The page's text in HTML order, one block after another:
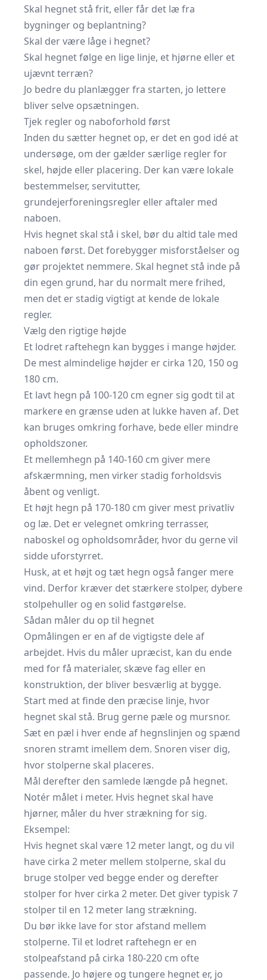
Skal hegnet stå frit, eller får det læ fra
bygninger og beplantning?
Skal der være låge i hegnet?
Skal hegnet følge en lige linje, et hjørne eller et
ujævnt terræn?
Jo bedre du planlægger fra starten, jo lettere
bliver selve opsætningen.
Tjek regler og naboforhold først
Inden du sætter hegnet op, er det en god idé at
undersøge, om der gælder særlige regler for
skel, højde eller placering. Der kan være lokale
bestemmelser, servitutter,
grundejerforeningsregler eller aftaler med
naboen.
Hvis hegnet skal stå i skel, bør du altid tale med
naboen først. Det forebygger misforståelser og
gør projektet nemmere. Skal hegnet stå inde på
din egen grund, har du normalt mere frihed,
men det er stadig vigtigt at kende de lokale
regler.
Vælg den rigtige højde
Et lodret raftehegn kan bygges i mange højder.
De mest almindelige højder er cirka 120, 150 og
180 cm.
Et lavt hegn på 100-120 cm egner sig godt til at
markere en grænse uden at lukke haven af. Det
kan bruges omkring forhave, bede eller mindre
opholdszoner.
Et mellemhegn på 140-160 cm giver mere
afskærmning, men virker stadig forholdsvis
åbent og venligt.
Et højt hegn på 170-180 cm giver mest privatliv
og læ. Det er velegnet omkring terrasser,
naboskel og opholdsområder, hvor du gerne vil
sidde uforstyrret.
Husk, at et højt og tæt hegn også fanger mere
vind. Derfor kræver det stærkere stolper, dybere
stolpehuller og en solid fastgørelse.
Sådan måler du op til hegnet
Opmålingen er en af de vigtigste dele af
arbejdet. Hvis du måler upræcist, kan du ende
med for få materialer, skæve fag eller en
konstruktion, der bliver besværlig at bygge.
Start med at finde den præcise linje, hvor
hegnet skal stå. Brug gerne pæle og mursnor.
Sæt en pæl i hver ende af hegnslinjen og spænd
snoren stramt imellem dem. Snoren viser dig,
hvor stolperne skal placeres.
Mål derefter den samlede længde på hegnet.
Notér målet i meter. Hvis hegnet skal have
hjørner, måler du hver strækning for sig.
Eksempel:
Hvis hegnet skal være 12 meter langt, og du vil
have cirka 2 meter mellem stolperne, skal du
bruge stolper ved begge ender og derefter
stolper for hver cirka 2 meter. Det giver typisk 7
stolper til en 12 meter lang strækning.
Du bør ikke lave for stor afstand mellem
stolperne. Til et lodret raftehegn er en
stolpeafstand på cirka 180-220 cm ofte
passende. Jo højere og tungere hegnet er, jo